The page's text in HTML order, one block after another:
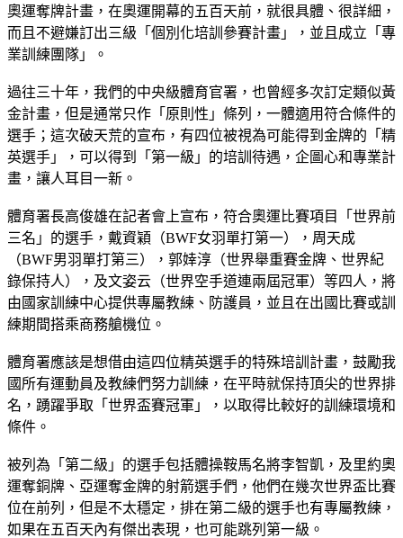
奧運奪牌計畫，在奧運開幕的五百天前，就很具體、很詳細，
而且不避嫌訂出三級「個別化培訓參賽計畫」，並且成立「專
業訓練團隊」。
過往三十年，我們的中央級體育官署，也曾經多次訂定類似黃
金計畫，但是通常只作「原則性」條列，一體適用符合條件的
選手；這次破天荒的宣布，有四位被視為可能得到金牌的「精
英選手」，可以得到「第一級」的培訓待遇，企圖心和專業計
畫，讓人耳目一新。
體育署長高俊雄在記者會上宣布，符合奧運比賽項目「世界前
三名」的選手，戴資穎（BWF女羽單打第一），周天成
（BWF男羽單打第三），郭婞淳（世界舉重賽金牌、世界紀
錄保持人），及文姿云（世界空手道連兩屆冠軍）等四人，將
由國家訓練中心提供專屬教練、防護員，並且在出國比賽或訓
練期間搭乘商務艙機位。
體育署應該是想借由這四位精英選手的特殊培訓計畫，鼓勵我
國所有運動員及教練們努力訓練，在平時就保持頂尖的世界排
名，踴躍爭取「世界盃賽冠軍」，以取得比較好的訓練環境和
條件。
被列為「第二級」的選手包括體操鞍馬名將李智凱，及里約奧
運奪銅牌、亞運奪金牌的射箭選手們，他們在幾次世界盃比賽
位在前列，但是不太穩定，排在第二級的選手也有專屬教練，
如果在五百天內有傑出表現，也可能跳列第一級。